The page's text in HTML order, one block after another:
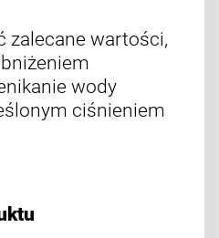
zalecane wartości,
wody
ciśnieniem